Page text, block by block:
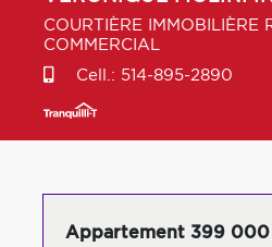
COURTIÈRE IMMOBILIÈRE
COMMERCIAL
Cell.: 514-895-2890
Appartement 399 000